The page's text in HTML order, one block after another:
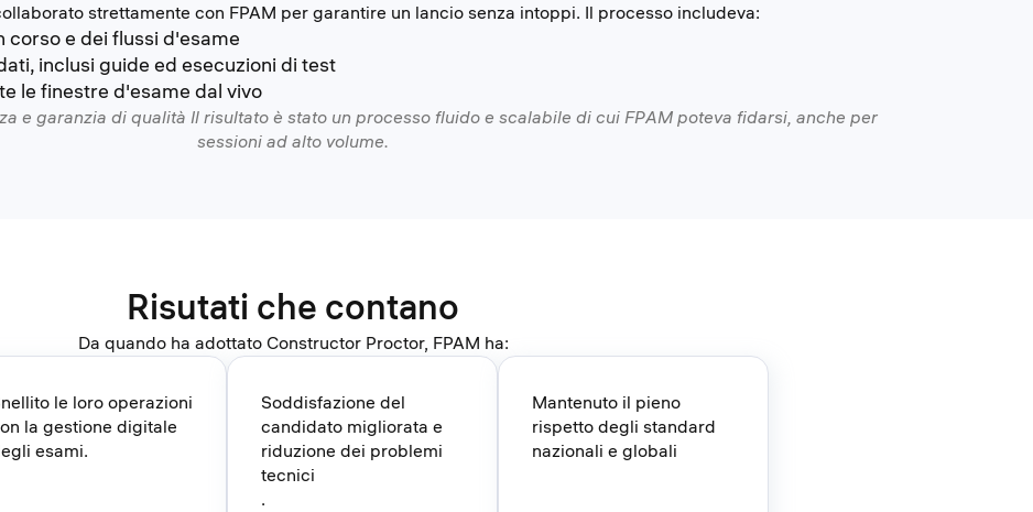
strettamente con FPAM per garantire un lancio senza intoppi. Il processo includeva:
corso e dei flussi d'esame
inclusi guide ed esecuzioni di test
le finestre d'esame dal vivo
e garanzia di qualità Il risultato è stato un processo fluido e scalabile di cui FPAM poteva fidarsi, anche per
sessioni ad alto volume.
Risutati che contano
Da quando ha adottato Constructor Proctor, FPAM ha:
le loro operazioni
la gestione digitale
esami.
Soddisfazione del
candidato migliorata e
riduzione dei problemi
tecnici
.
Mantenuto il pieno
rispetto degli standard
nazionali e globali